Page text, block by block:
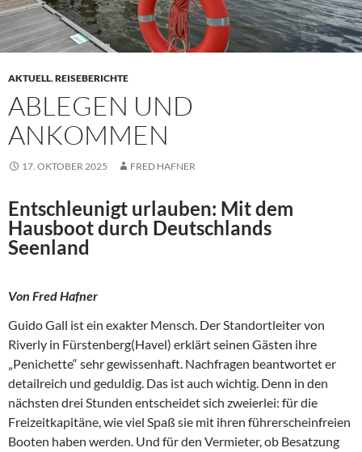
AKTUELL,REISEBERICHTE
ABLEGEN UND
ANKOMMEN
17. OKTOBER 2025 FRED HAFNER
Entschleunigt urlauben: Mit dem
Hausboot durch Deutschlands
Seenland
Von Fred Hafner
Guido Gall ist ein exakter Mensch. Der Standortleiter von
Riverly in Fürstenberg(Havel) erklärt seinen Gästen ihre
„Penichette“ sehr gewissenhaft. Nachfragen beantwortet er
detailreich und geduldig. Das ist auch wichtig. Denn in den
nächsten drei Stunden entscheidet sich zweierlei: für die
Freizeitkapitäne, wie viel Spaß sie mit ihren führerscheinfreien
Booten haben werden. Und für den Vermieter, ob Besatzung